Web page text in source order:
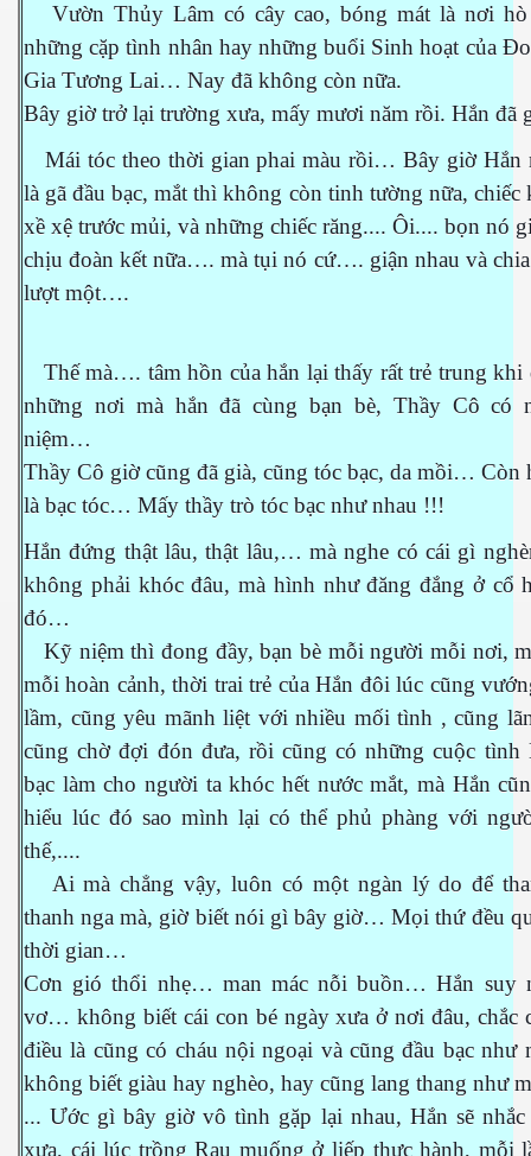
Vườn Thủy Lâm có cây cao, bóng mát là nơi hò
những cặp tình nhân hay những buổi Sinh hoạt của
Gia Tương Lai… Nay đã không còn nữa.
Bây giờ trở lại trường xưa, mấy mươi năm rồi. Hắn đã
Mái tóc theo thời gian phai màu rồi… Bây giờ Hắn
là gã đầu bạc, mắt thì không còn tinh tường nữa, chiếc
xề xệ trước mủi, và những chiếc răng.... Ôi.... bọn nó
chịu đoàn kết nữa…. mà tụi nó cứ…. giận nhau và
lượt một….
Thế mà…. tâm hồn của hắn lại thấy rất trẻ trung khi
những nơi mà hắn đã cùng bạn bè, Thầy Cô có
niệm…
Thầy Cô giờ cũng đã già, cũng tóc bạc, da mồi… Còn
là bạc tóc… Mấy thầy trò tóc bạc như nhau !!!
Hắn đứng thật lâu, thật lâu,… mà nghe có cái gì
không phải khóc đâu, mà hình như đăng đắng ở cổ
đó…
Kỹ niệm thì đong đầy, bạn bè mỗi người mỗi nơi,
mỗi hoàn cảnh, thời trai trẻ của Hắn đôi lúc cũng
lầm, cũng yêu mãnh liệt với nhiều mối tình , cũng
cũng chờ đợi đón đưa, rồi cũng có những cuộc tình
bạc làm cho người ta khóc hết nước mắt, mà Hắn
hiểu lúc đó sao mình lại có thể phủ phàng với
thế,....
Ai mà chẳng vậy, luôn có một ngàn lý do để
thanh nga mà, giờ biết nói gì bây giờ… Mọi thứ đều
thời gian…
Cơn gió thổi nhẹ… man mác nỗi buồn… Hắn suy
vơ… không biết cái con bé ngày xưa ở nơi đâu, chắc
điều là cũng có cháu nội ngoại và cũng đầu bạc như
không biết giàu hay nghèo, hay cũng lang thang như
... Ước gì bây giờ vô tình gặp lại nhau, Hắn sẽ
xưa, cái lúc trồng Rau muống ở liếp thực hành, mỗi
Hạng
682
giới